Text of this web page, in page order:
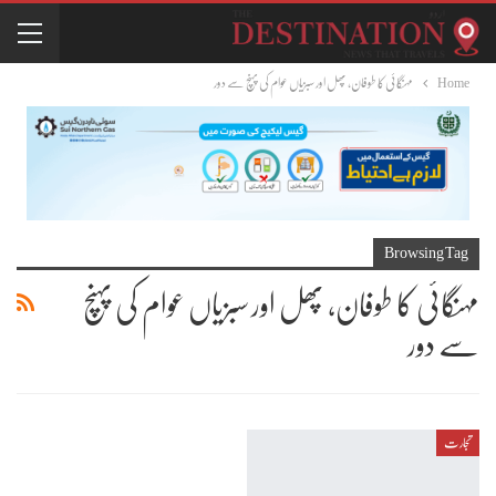
Home مہنگائی کا طوفان، پھل اور سبزیاں عوام کی پہنچ سے دور
Browsing Tag
مہنگائی کا طوفان، پھل اور سبزیاں عوام کی پہنچ
سے دور
تجارت